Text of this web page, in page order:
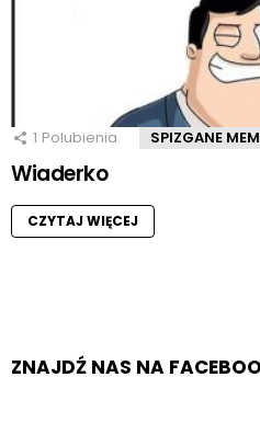
1 Polubienia SPIZGANE
Wiaderko
CZYTAJ WIĘCEJ
ZNAJDŹ NAS NA